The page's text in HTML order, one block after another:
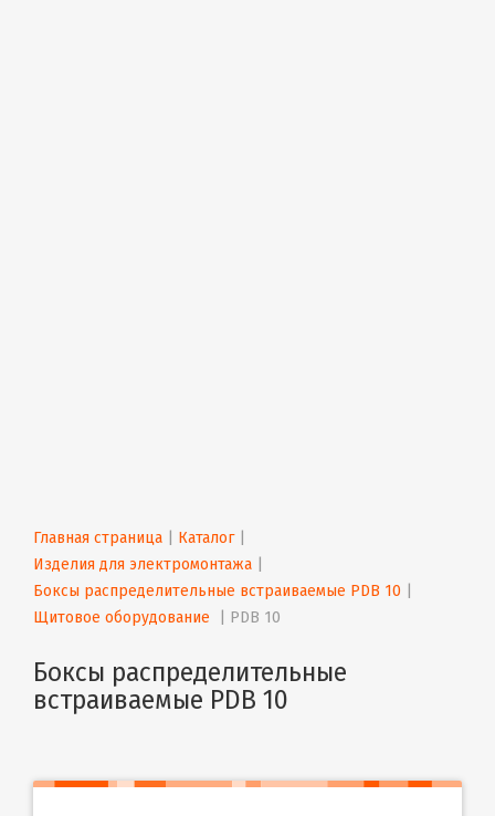
Главная страница Каталог |
Изделия для электромонтажа
Боксы распределительные встраиваемые PDB 10
Щитовое оборудование
PDB 10
Боксы распределительные
встраиваемые PDB 10